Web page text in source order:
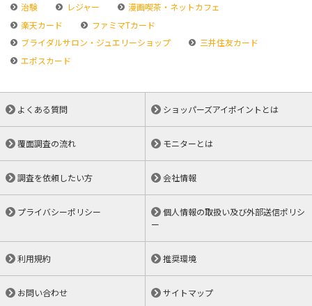
治験
レジャー
漫画喫茶・ネットカフェ
楽天カード
ファミマTカード
ブライダルサロン・ジュエリーショップ
三井住友カード
エポスカード
よくある質問 ショッパーズアイポイントとは
覆面調査の流れ モニターとは
調査を依頼したい方 会社情報
プライバシーポリシー
個人情報の取扱い及び外部送信ポリシ
ー
利用規約 推奨環境
お問い合わせ サイトマップ